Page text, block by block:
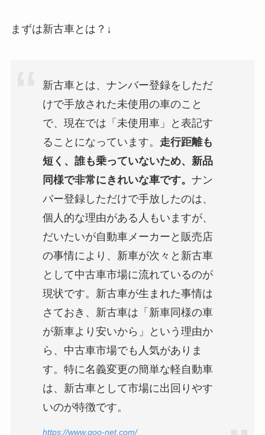
まずは新古車とは？↓
新古車とは、ナンバー登録をしただ
けで手放された未使用の車のこと
で、現在では「未使用車」と表記す
ることになっています。 走行距離も
短く、誰も乗っていないため、新品
同様で非常にきれいな車です。 ナン
バー登録しただけで手放したのは、
個人的な理由がある人もいますが、
だいたいが自動車メーカーと販売店
の事情により、新車が次々と新古車
として中古車市場に流れているのが
現状です。新古車が生まれた事情は
さておき、新古車は「新車同様の車
が新車より安いから」という理由か
ら、中古車市場でも人気がありま
す。特に名義変更の簡単な軽自動車
は、新古車として市場に出回りやす
いのが特徴です。
https://www.goo-net.com/